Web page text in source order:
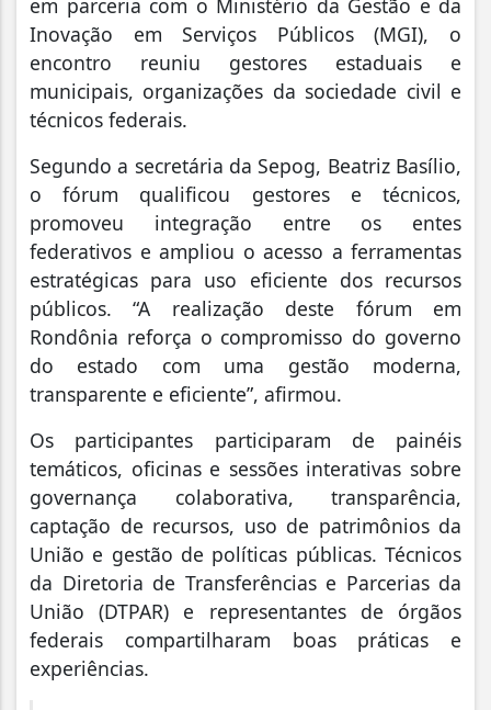
em parceria com o Ministério da Gestão e da
Inovação em Serviços Públicos (MGI), o
encontro reuniu gestores estaduais e
municipais, organizações da sociedade civil e
técnicos federais.
Segundo a secretária da Sepog, Beatriz Basílio,
o fórum qualificou gestores e técnicos,
promoveu integração entre os entes
federativos e ampliou o acesso a ferramentas
estratégicas para uso eficiente dos recursos
públicos. “A realização deste fórum em
Rondônia reforça o compromisso do governo
do estado com uma gestão moderna,
transparente e eficiente”, afirmou.
Os participantes participaram de painéis
temáticos, oficinas e sessões interativas sobre
governança colaborativa, transparência,
captação de recursos, uso de patrimônios da
União e gestão de políticas públicas. Técnicos
da Diretoria de Transferências e Parcerias da
União (DTPAR) e representantes de órgãos
federais compartilharam boas práticas e
experiências.